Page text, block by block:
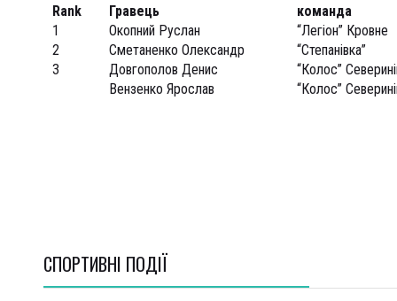
Rank Гравець
команда
1
Окопний Руслан
“Легіон” Кровне
2
Сметаненко Олександр
“Степанівка”
3
Довгополов Денис
“Колос”
Вензенко Ярослав
“Колос”
СПОРТИВНI ПОДІЇ